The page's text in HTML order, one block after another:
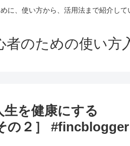
に、使い方から、活用法まで紹介して
者のための使い方
を健康にする
の２］ #fincblogger